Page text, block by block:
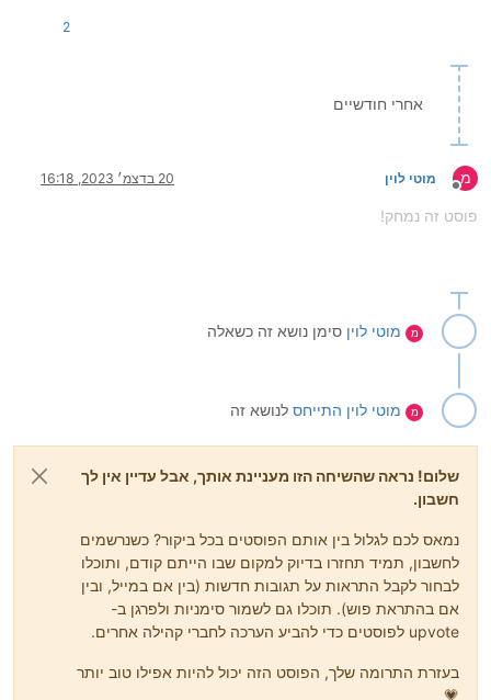
2
אחרי חודשיים
מ
מנותק
מוטי לוין 20 בדצמ׳ 2023, 16:18
פוסט זה נמחק!
מ מוטי לוין סימן נושא זה כשאלה
מ מוטי לוין התייחס לנושא זה
שלום! נראה שהשיחה הזו מעניינת אותך, אבל עדיין אין לך
חשבון.
נמאס לכם לגלול בין אותם הפוסטים בכל ביקור? כשנרשמים
לחשבון, תמיד תחזרו בדיוק למקום שבו הייתם קודם, ותוכלו
לבחור לקבל התראות על תגובות חדשות (בין אם במייל, ובין
אם בהתראת פוש). תוכלו גם לשמור סימניות ולפרגן ב-
upvote לפוסטים כדי להביע הערכה לחברי קהילה אחרים.
בעזרת התרומה שלך, הפוסט הזה יכול להיות אפילו טוב יותר
💗